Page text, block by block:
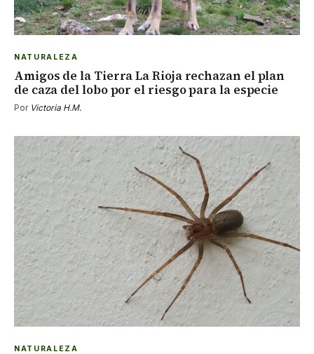
NATURALEZA
Amigos de la Tierra La Rioja rechazan el plan
de caza del lobo por el riesgo para la especie
Por Victoria H.M.
NATURALEZA